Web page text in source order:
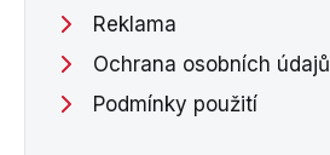
Reklama
Ochrana osobních údajů
Podmínky použití